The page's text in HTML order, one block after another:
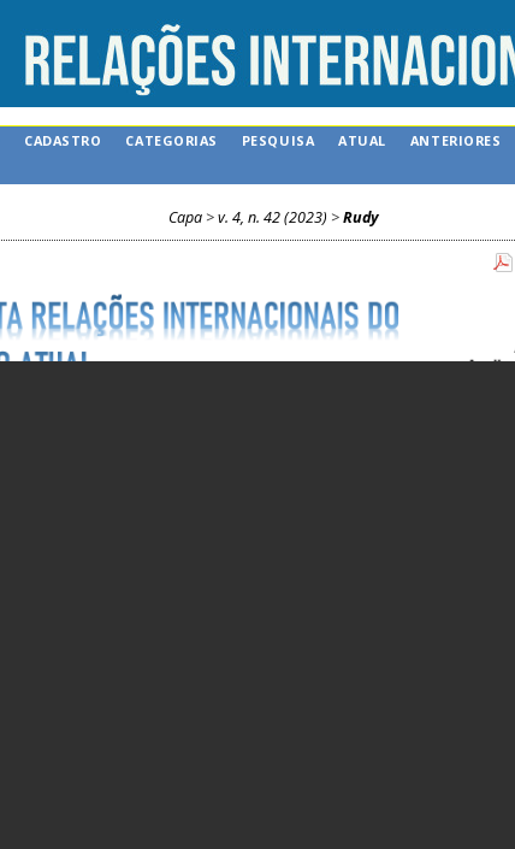
CADASTRO CATEGORIAS PESQUISA ATUAL ANTERIORES
Capa >v. 4, n. 42 (2023) >Rudy